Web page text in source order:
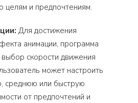
целям и предпочтениям.
Для достижения
анимации, программа
скорости движения
может настроить
среднюю или быструю
от предпочтений и